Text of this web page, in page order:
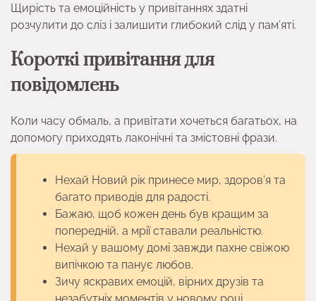
Щирість та емоційність у привітаннях здатні
розчулити до сліз і залишити глибокий слід у пам’яті.
Короткі привітання для
повідомлень
Коли часу обмаль, а привітати хочеться багатьох, на
допомогу приходять лаконічні та змістовні фрази.
Нехай Новий рік принесе мир, здоров’я та
багато приводів для радості.
Бажаю, щоб кожен день був кращим за
попередній, а мрії ставали реальністю.
Нехай у вашому домі завжди пахне свіжою
випічкою та панує любов.
Зичу яскравих емоцій, вірних друзів та